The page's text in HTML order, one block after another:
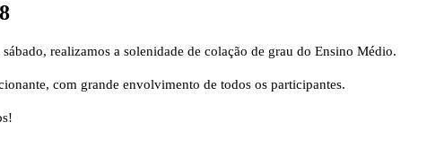
realizamos a solenidade de colação de grau do Ensino Médio.
com grande envolvimento de todos os participantes.